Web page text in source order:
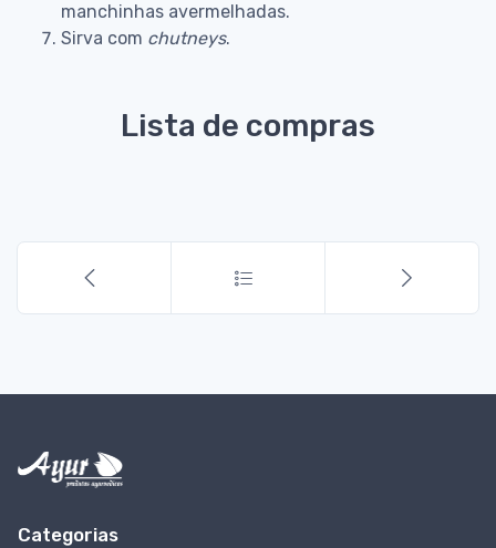
manchinhas avermelhadas.
Sirva com chutneys.
Lista de compras
Categorias